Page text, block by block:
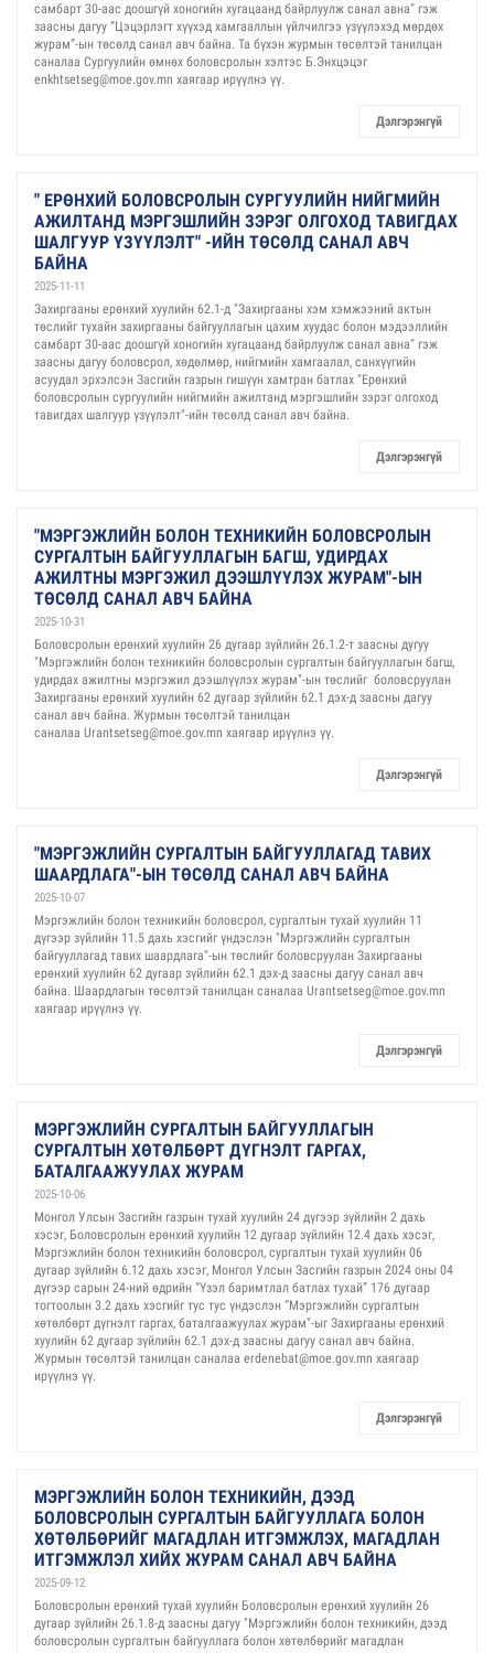
самбарт 30-аас доошгүй хоногийн хугацаанд байрлуулж санал авна" гэж
заасны дагуу “Цэцэрлэгт хүүхэд хамгааллын үйлчилгээ үзүүлэхэд мөрдөх
журам”-ын төсөлд санал авч байна. Та бүхэн журмын төсөлтэй танилцан
саналаа Сургуулийн өмнөх боловсролын хэлтэс Б.Энхцэцэг
enkhtsetseg@moe.gov.mn хаягаар ирүүлнэ үү.
Дэлгэрэнгүй
" ЕРӨНХИЙ БОЛОВСРОЛЫН СУРГУУЛИЙН НИЙГМИЙН
АЖИЛТАНД МЭРГЭШЛИЙН ЗЭРЭГ ОЛГОХОД ТАВИГДАХ
ШАЛГУУР ҮЗҮҮЛЭЛТ" -ИЙН ТӨСӨЛД САНАЛ АВЧ
БАЙНА
2025-11-11
Захиргааны ерөнхий хуулийн 62.1-д "Захиргааны хэм хэмжээний актын
төслийг тухайн захиргааны байгууллагын цахим хуудас болон мэдээллийн
самбарт 30-аас доошгүй хоногийн хугацаанд байрлуулж санал авна" гэж
заасны дагуу боловсрол, хөдөлмөр, нийгмийн хамгаалал, санхүүгийн
асуудал эрхэлсэн Засгийн газрын гишүүн хамтран батлах "Ерөнхий
боловсролын сургуулийн нийгмийн ажилтанд мэргэшлийн зэрэг олгоход
тавигдах шалгуур үзүүлэлт"-ийн төсөлд санал авч байна.
Дэлгэрэнгүй
"МЭРГЭЖЛИЙН БОЛОН ТЕХНИКИЙН БОЛОВСРОЛЫН
СУРГАЛТЫН БАЙГУУЛЛАГЫН БАГШ, УДИРДАХ
АЖИЛТНЫ МЭРГЭЖИЛ ДЭЭШЛҮҮЛЭХ ЖУРАМ"-ЫН
ТӨСӨЛД САНАЛ АВЧ БАЙНА
2025-10-31
Боловсролын ерөнхий хуулийн 26 дугаар зүйлийн 26.1.2-т заасны дугуу
"Мэргэжлийн болон техникийн боловсролын сургалтын байгууллагын багш,
удирдах ажилтны мэргэжил дээшлүүлэх журам"-ын төслийг боловсруулан
Захиргааны ерөнхий хуулийн 62 дугаар зүйлийн 62.1 дэх-д заасны дагуу
санал авч байна. Журмын төсөлтэй танилцан
саналаа Urantsetseg@moe.gov.mn хаягаар ирүүлнэ үү.
Дэлгэрэнгүй
"МЭРГЭЖЛИЙН СУРГАЛТЫН БАЙГУУЛЛАГАД ТАВИХ
ШААРДЛАГА"-ЫН ТӨСӨЛД САНАЛ АВЧ БАЙНА
2025-10-07
Мэргэжлийн болон техникийн боловсрол, сургалтын тухай хуулийн 11
дүгээр зүйлийн 11.5 дахь хэсгийг үндэслэн "Мэргэжлийн сургалтын
байгууллагад тавих шаардлага"-ын төслийг боловсруулан Захиргааны
ерөнхий хуулийн 62 дугаар зүйлийн 62.1 дэх-д заасны дагуу санал авч
байна. Шаардлагын төсөлтэй танилцан саналаа Urantsetseg@moe.gov.mn
хаягаар ирүүлнэ үү.
Дэлгэрэнгүй
МЭРГЭЖЛИЙН СУРГАЛТЫН БАЙГУУЛЛАГЫН
СУРГАЛТЫН ХӨТӨЛБӨРТ ДҮГНЭЛТ ГАРГАХ,
БАТАЛГААЖУУЛАХ ЖУРАМ
2025-10-06
Монгол Улсын Засгийн газрын тухай хуулийн 24 дүгээр зүйлийн 2 дахь
хэсэг, Боловсролын ерөнхий хуулийн 12 дугаар зүйлийн 12.4 дахь хэсэг,
Мэргэжлийн болон техникийн боловсрол, сургалтын тухай хуулийн 06
дугаар зүйлийн 6.12 дахь хэсэг, Монгол Улсын Засгийн газрын 2024 оны 04
дүгээр сарын 24-ний өдрийн “Үзэл баримтлал батлах тухай” 176 дугаар
тогтоолын 3.2 дахь хэсгийг тус тус үндэслэн “Мэргэжлийн сургалтын
хөтөлбөрт дүгнэлт гаргах, баталгаажуулах журам"-ыг Захиргааны ерөнхий
хуулийн 62 дугаар зүйлийн 62.1 дэх-д заасны дагуу санал авч байна.
Журмын төсөлтэй танилцан саналаа erdenebat@moe.gov.mn хаягаар
ирүүлнэ үү.
Дэлгэрэнгүй
МЭРГЭЖЛИЙН БОЛОН ТЕХНИКИЙН, ДЭЭД
БОЛОВСРОЛЫН СУРГАЛТЫН БАЙГУУЛЛАГА БОЛОН
ХӨТӨЛБӨРИЙГ МАГАДЛАН ИТГЭМЖЛЭХ, МАГАДЛАН
ИТГЭМЖЛЭЛ ХИЙХ ЖУРАМ САНАЛ АВЧ БАЙНА
2025-09-12
Боловсролын ерөнхий тухай хуулийн Боловсролын ерөнхий хуулийн 26
дугаар зүйлийн 26.1.8-д заасны дагуу "Мэргэжлийн болон техникийн, дээд
боловсролын сургалтын байгууллага болон хөтөлбөрийг магадлан